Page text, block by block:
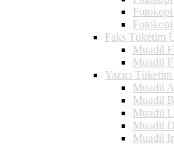
Fotokopi
Faks Tüketim
Muadil
Muadil
Yazıcı
Muadil
Muadil
Muadil
Muadil
Muadil